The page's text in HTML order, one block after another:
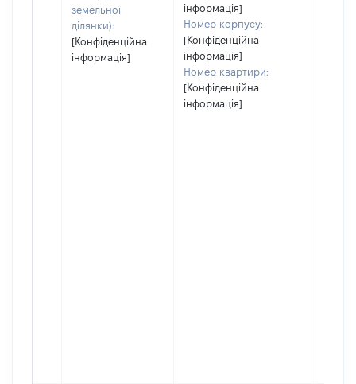
земельної
ділянки):
[Конфіденційна
інформація]
інформація]
Номер корпусу:
[Конфіденційна
інформація]
Номер квартири:
[Конфіденційна
інформація]